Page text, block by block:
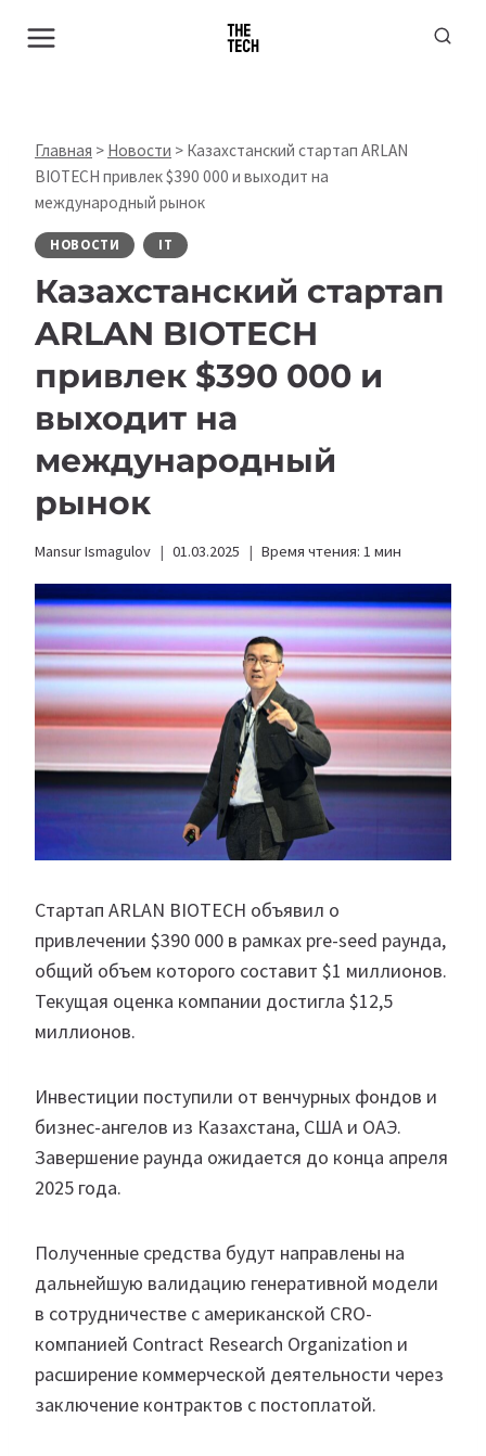
Главная > Новости > Казахстанский стартап ARLAN
BIOTECH привлек $390 000 и выходит на
международный рынок
НОВОСТИ IT
Казахстанский стартап
ARLAN BIOTECH
привлек $390 000 и
выходит на
международный
рынок
Mansur Ismagulov 01.03.2025 Время чтения: 1 мин
Стартап ARLAN BIOTECH объявил о
привлечении $390 000 в рамках pre-seed раунда,
общий объем которого составит $1 миллионов.
Текущая оценка компании достигла $12,5
миллионов.
Инвестиции поступили от венчурных фондов и
бизнес-ангелов из Казахстана, США и ОАЭ.
Завершение раунда ожидается до конца апреля
2025 года.
Полученные средства будут направлены на
дальнейшую валидацию генеративной модели
в сотрудничестве с американской CRO-
компанией Contract Research Organization и
расширение коммерческой деятельности через
заключение контрактов с постоплатой.